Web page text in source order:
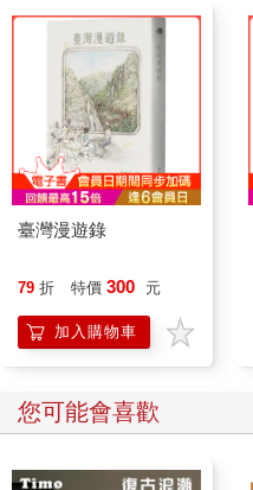
臺灣漫遊錄
79 折 特價 300 元
加入購物車
您可能會喜歡